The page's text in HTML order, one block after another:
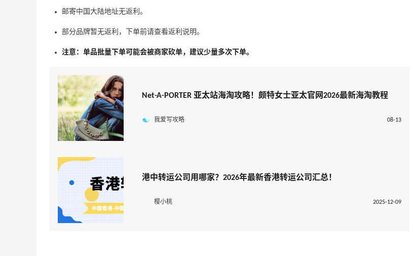
邮寄中国大陆地址无返利。
部分品牌暂无返利，下单前请查看返利说明。
注意：单品批量下单可能会被商家砍单，建议少量多次下单。
Net-A-PORTER 亚太站海淘攻略！颇特女士亚太官网2026最新海淘教程
我爱写攻略 08-13
港中转运公司用哪家？2026年最新香港转运公司汇总！
樱小桃 2025-12-09
2025黑五NET-A-PORTER亚太站打几
Net-A-PORTER 亚太站海淘攻略！颇特